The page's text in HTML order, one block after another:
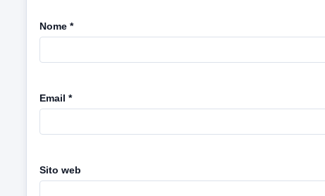
Nome *
Email *
Sito web